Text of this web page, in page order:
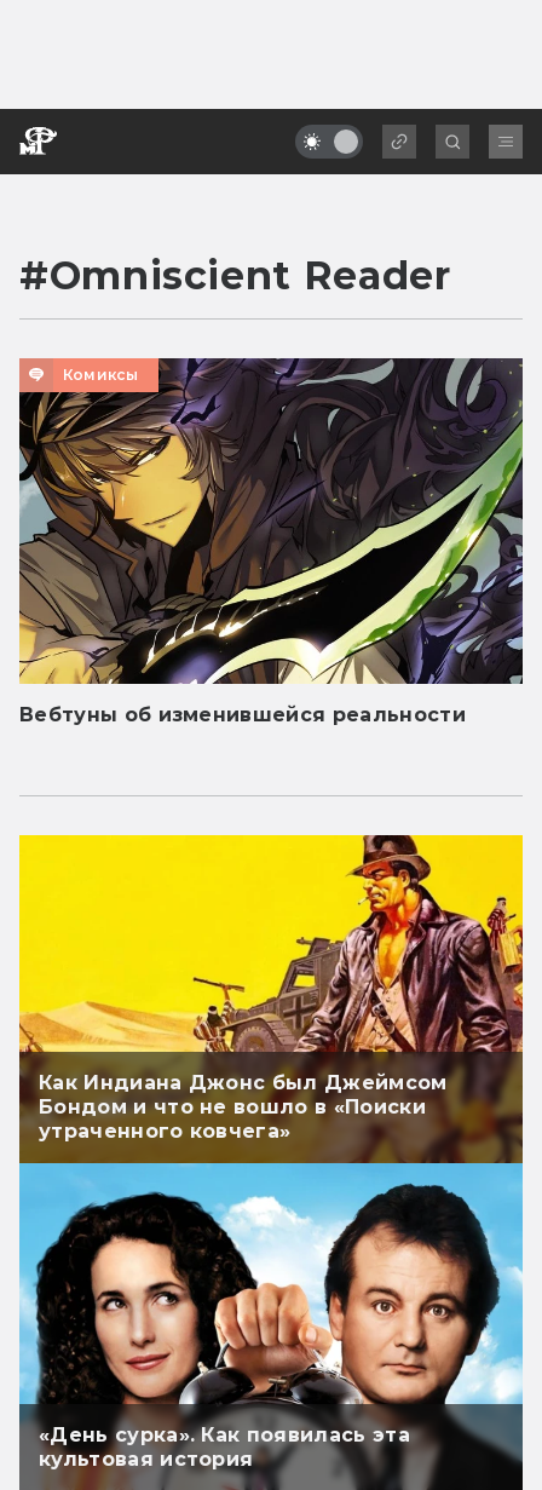
#Omniscient Reader
Комиксы
Вебтуны об изменившейся реальности
Как Индиана Джонс был Джеймсом
Бондом и что не вошло в «Поиски
утраченного ковчега»
«День сурка». Как появилась эта
культовая история